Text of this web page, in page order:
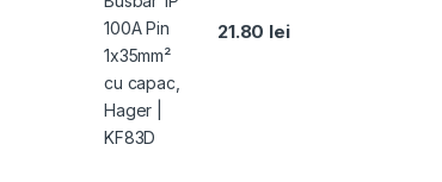
21.80 lei